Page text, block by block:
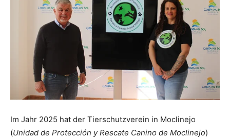
Im Jahr 2025 hat der Tierschutzverein in Moclinejo
(Unidad de Protección y Rescate Canino de Moclinejo)